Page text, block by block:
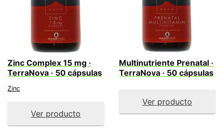
Zinc Complex 15 mg ·
TerraNova · 50 cápsulas
Zinc
Ver producto
Multinutriente Prenatal ·
TerraNova · 50 cápsulas
Ver producto